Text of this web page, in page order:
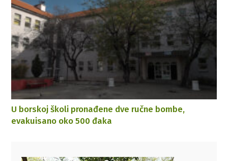
U borskoj školi pronađene dve ručne bombe,
evakuisano oko 500 đaka